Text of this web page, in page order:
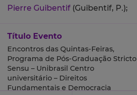
Pierre Guibentif (Guibentif, P.);
Título Evento
Encontros das Quintas-Feiras,
Programa de Pós-Graduação Stricto
Sensu – Unibrasil Centro
universitário – Direitos
Fundamentais e Democracia